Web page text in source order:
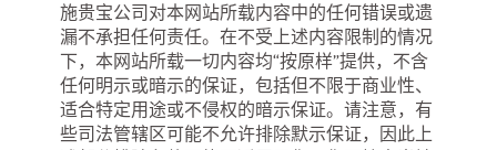
施贵宝公司对本网站所载内容中的任何错误或遗
漏不承担任何责任。在不受上述内容限制的情况
下，本网站所载一切内容均“按原样”提供，不含
任何明示或暗示的保证，包括但不限于商业性、
适合特定用途或不侵权的暗示保证。请注意，有
些司法管辖区可能不允许排除默示保证，因此上